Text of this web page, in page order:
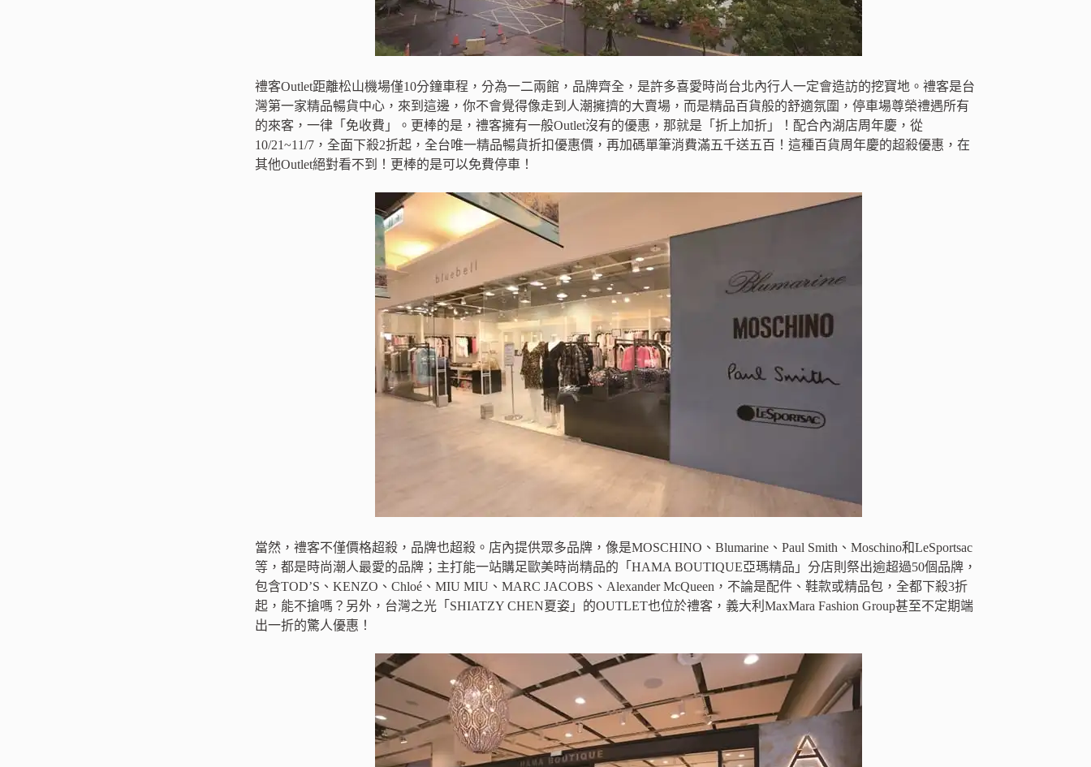
禮客Outlet距離松山機場僅10分鐘車程，分為一二兩館，品牌齊全，是許多喜愛時尚台北內行人一定會造訪的挖寶地。禮客是台
灣第一家精品暢貨中心，來到這邊，你不會覺得像走到人潮擁擠的大賣場，而是精品百貨般的舒適氛圍，停車場尊榮禮遇所有
的來客，一律「免收費」。更棒的是，禮客擁有一般Outlet沒有的優惠，那就是「折上加折」！配合內湖店周年慶，從
10/21~11/7，全面下殺2折起，全台唯一精品暢貨折扣優惠價，再加碼單筆消費滿五千送五百！這種百貨周年慶的超殺優惠，在
其他Outlet絕對看不到！更棒的是可以免費停車！
當然，禮客不僅價格超殺，品牌也超殺。店內提供眾多品牌，像是MOSCHINO、Blumarine、Paul Smith、Moschino和LeSportsac
等，都是時尚潮人最愛的品牌；主打能一站購足歐美時尚精品的「HAMA BOUTIQUE亞瑪精品」分店則祭出逾超過50個品牌，
包含TOD’S、KENZO、Chloé、MIU MIU、MARC JACOBS、Alexander McQueen，不論是配件、鞋款或精品包，全都下殺3折
起，能不搶嗎？另外，台灣之光「SHIATZY CHEN夏姿」的OUTLET也位於禮客，義大利MaxMara Fashion Group甚至不定期端
出一折的驚人優惠！